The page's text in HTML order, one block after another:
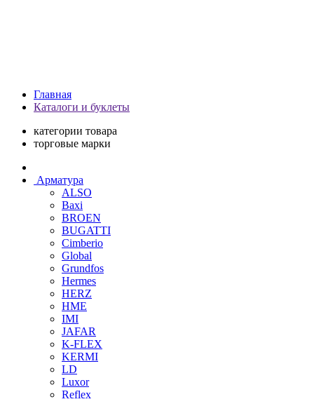
Главная
Каталоги и буклеты
категории товара
торговые марки
Арматура
ALSO
Baxi
BROEN
BUGATTI
Cimberio
Global
Grundfos
Hermes
HERZ
HME
IMI
JAFAR
K-FLEX
KERMI
LD
Luxor
Reflex